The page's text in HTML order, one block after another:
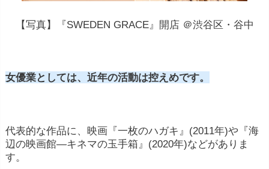
【写真】『SWEDEN GRACE』開店 ＠渋谷区・谷中
女優業としては、近年の活動は控えめです。
代表的な作品に、映画『一枚のハガキ』(2011年)や『海
辺の映画館―キネマの玉手箱』(2020年)などがありま
す。